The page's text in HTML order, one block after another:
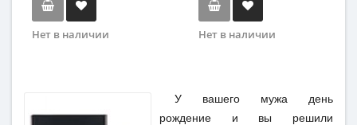
Нет в наличии Нет в наличии
У вашего мужа день
рождение и вы решили